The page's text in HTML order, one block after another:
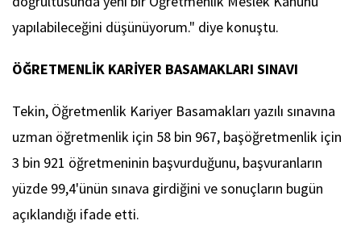
yapılabileceğini düşünüyorum." diye konuştu.
ÖĞRETMENLİK KARİYER BASAMAKLARI SINAVI
Tekin, Öğretmenlik Kariyer Basamakları yazılı sınavına
uzman öğretmenlik için 58 bin 967, başöğretmenlik için
3 bin 921 öğretmeninin başvurduğunu, başvuranların
yüzde 99,4'ünün sınava girdiğini ve sonuçların bugün
açıklandığı ifade etti.